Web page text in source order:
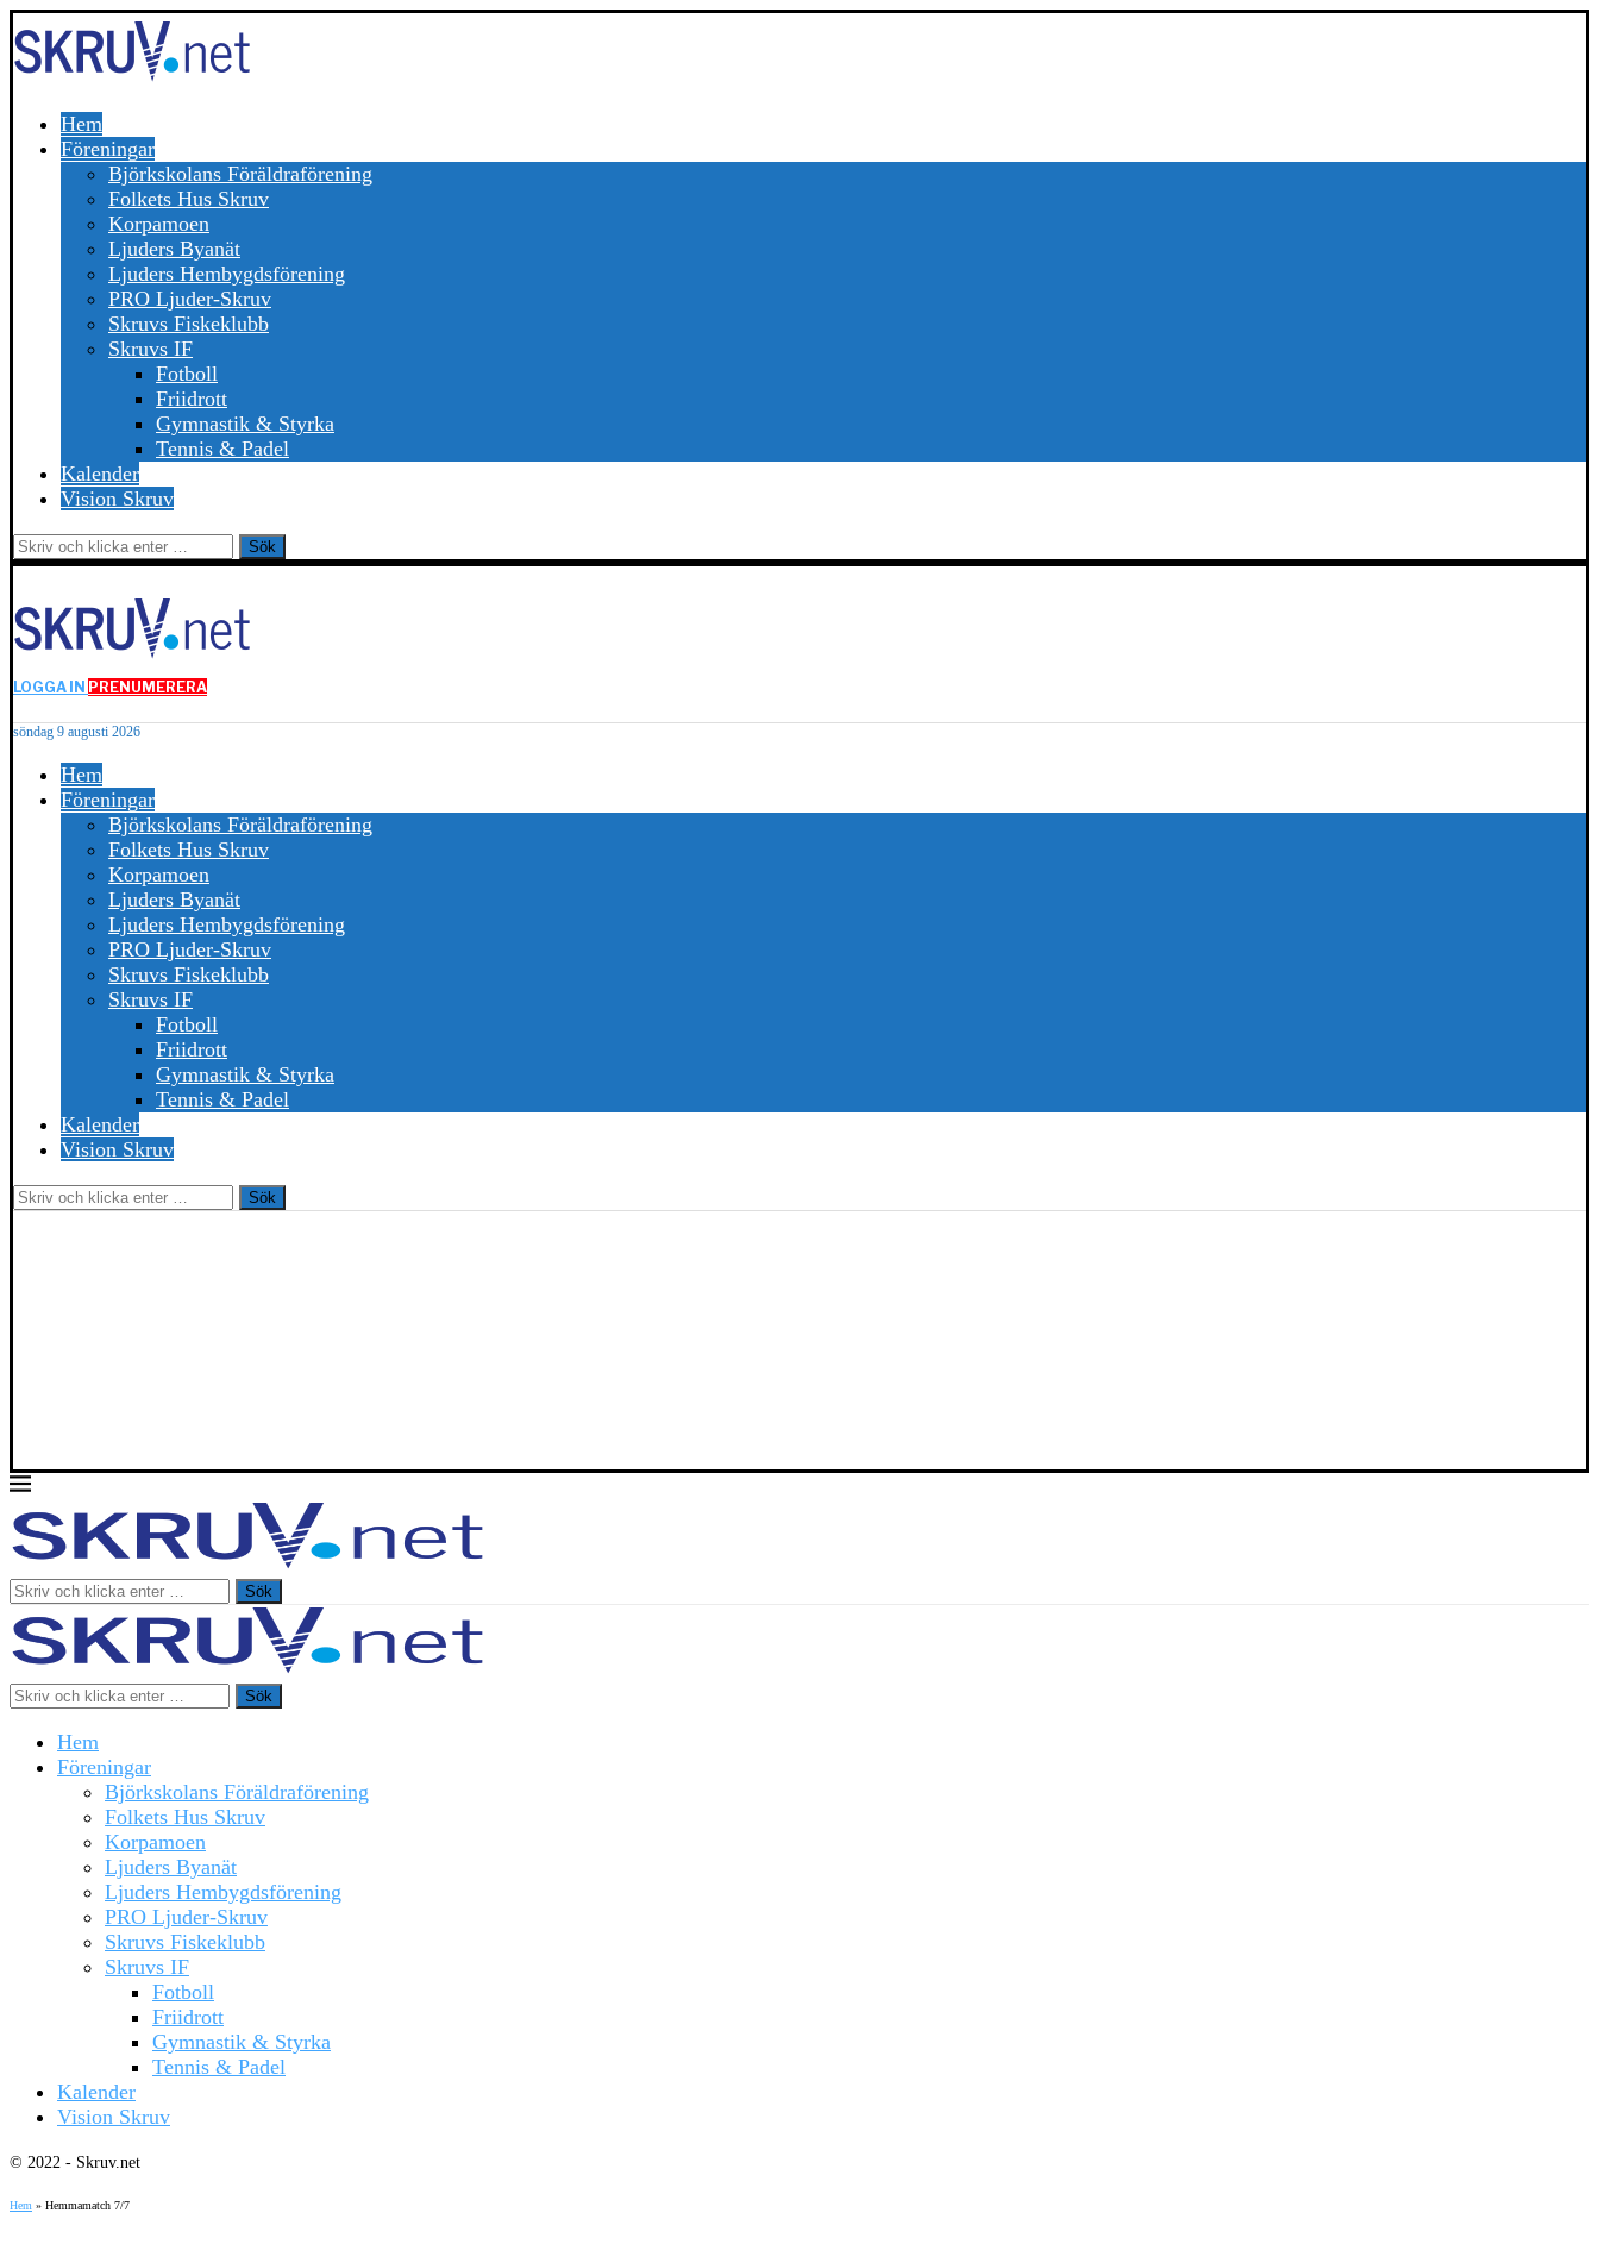
Hem
Föreningar
Björkskolans Föräldraförening
Folkets Hus Skruv
Korpamoen
Ljuders Byanät
Ljuders Hembygdsförening
PRO Ljuder-Skruv
Skruvs Fiskeklubb
Skruvs IF
Fotboll
Friidrott
Gymnastik & Styrka
Tennis & Padel
Kalender
Vision Skruv
Sök
LOGGA IN PRENUMERERA
söndag 9 augusti 2026
Hem
Föreningar
Björkskolans Föräldraförening
Folkets Hus Skruv
Korpamoen
Ljuders Byanät
Ljuders Hembygdsförening
PRO Ljuder-Skruv
Skruvs Fiskeklubb
Skruvs IF
Fotboll
Friidrott
Gymnastik & Styrka
Tennis & Padel
Kalender
Vision Skruv
Sök
Sök
Sök
Hem
Föreningar
Björkskolans Föräldraförening
Folkets Hus Skruv
Korpamoen
Ljuders Byanät
Ljuders Hembygdsförening
PRO Ljuder-Skruv
Skruvs Fiskeklubb
Skruvs IF
Fotboll
Friidrott
Gymnastik & Styrka
Tennis & Padel
Kalender
Vision Skruv
© 2022 - Skruv.net
Hem » Hemmamatch 7/7